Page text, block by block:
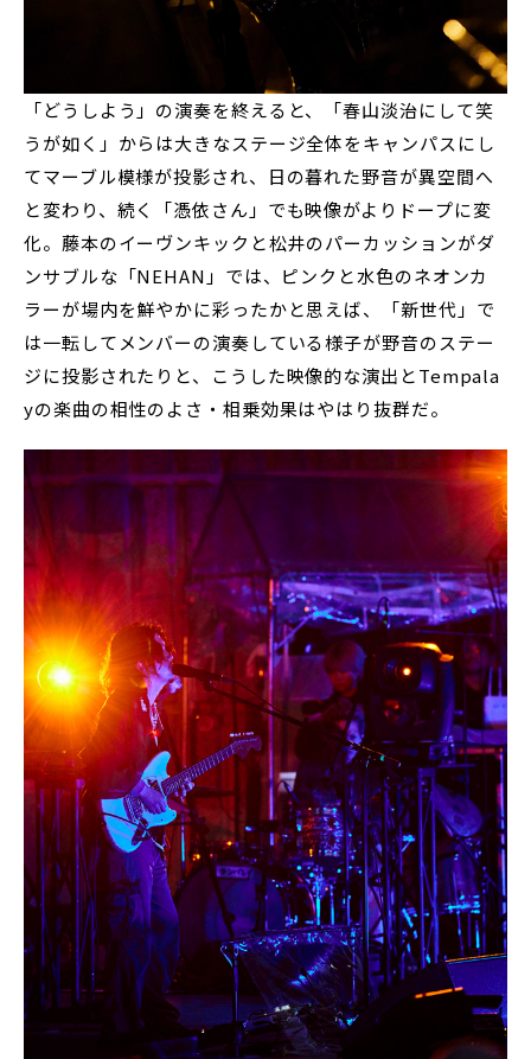
「どうしよう」の演奏を終えると、「春山淡治にして笑
うが如く」からは大きなステージ全体をキャンパスにし
てマーブル模様が投影され、日の暮れた野音が異空間へ
と変わり、続く「憑依さん」でも映像がよりドープに変
化。藤本のイーヴンキックと松井のパーカッションがダ
ンサブルな「NEHAN」では、ピンクと水色のネオンカ
ラーが場内を鮮やかに彩ったかと思えば、「新世代」で
は一転してメンバーの演奏している様子が野音のステー
ジに投影されたりと、こうした映像的な演出とTempala
yの楽曲の相性のよさ・相乗効果はやはり抜群だ。